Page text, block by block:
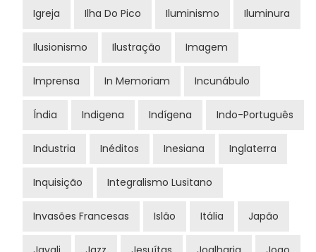
Igreja Ilha Do Pico Iluminismo Iluminura
Ilusionismo Ilustração Imagem
Imprensa In Memoriam Incunábulo
Índia Indigena Indígena Indo-Português
Industria Inéditos Inesiana Inglaterra
Inquisição Integralismo Lusitano
Invasões Francesas Islão Itália Japão